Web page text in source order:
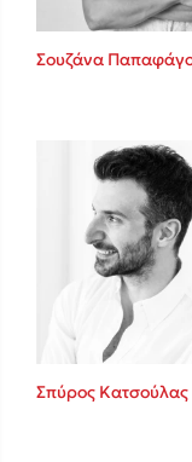
Σουζάνα
Σπύρος Κατσούλας